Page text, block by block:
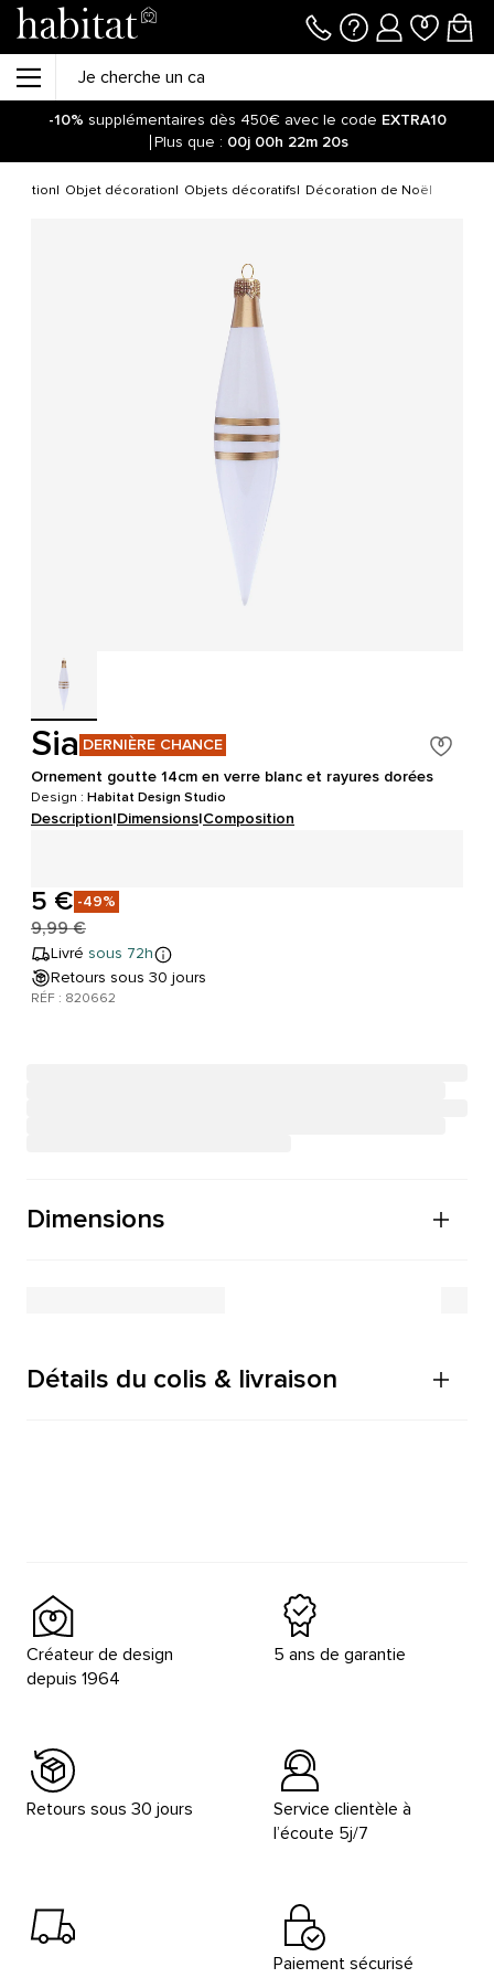
-10% supplémentaires dès 450€ avec le code EXTRA10
Plus que : 00j 00h 22m 20s
Objet décoration Objets décoratifs Décoration de Noël
Sia DERNIÈRE CHANCE
Ornement goutte 14cm en verre blanc et rayures dorées
Design : Habitat Design Studio
Description|Dimensions|Composition
5 € -49%
9,99 €
Livré sous 72h
Retours sous 30 jours
RÉF : 820662
Dimensions
Détails du colis & livraison
Créateur de design
depuis 1964
5 ans de garantie
Retours sous 30 jours
Service clientèle à
l’écoute 5j/7
Paiement sécurisé